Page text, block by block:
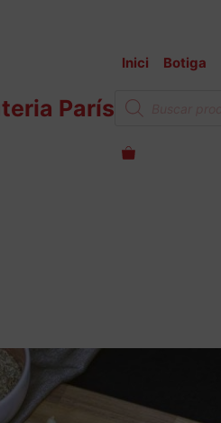
París
Inici Botiga
Products
search